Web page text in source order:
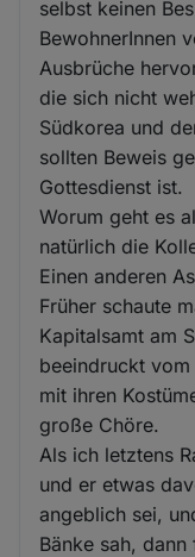
selbst keinen
BewohnerInnen
Ausbrüche
die sich nicht
Südkorea und
sollten Beweis
Gottesdienst ist.
Worum geht es
natürlich die
Einen anderen
Früher schaute
Kapitalsamt am
beeindruckt
mit ihren
große Chöre.
Als ich letztens
und er etwas
angeblich sei,
Bänke sah,